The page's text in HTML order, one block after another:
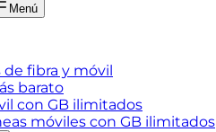
Menú
de fibra y móvil
barato
con GB ilimitados
móviles con GB ilimitados